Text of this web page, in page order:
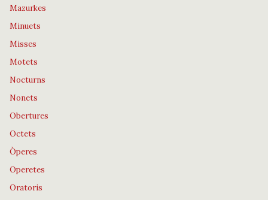
Mazurkes
Minuets
Misses
Motets
Nocturns
Nonets
Obertures
Octets
Òperes
Operetes
Oratoris